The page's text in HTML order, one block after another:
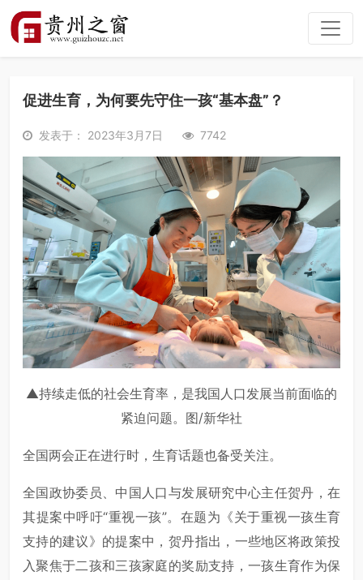
促进生育，为何要先守住一孩“基本盘”？
发表于： 2023年3月7日 7742
▲持续走低的社会生育率，是我国人口发展当前面临的
紧迫问题。图/新华社
全国两会正在进行时，生育话题也备受关注。
全国政协委员、中国人口与发展研究中心主任贺丹，在
其提案中呼吁“重视一孩”。在题为《关于重视一孩生育
支持的建议》的提案中，贺丹指出，一些地区将政策投
入聚焦于二孩和三孩家庭的奖励支持，一孩生育作为保